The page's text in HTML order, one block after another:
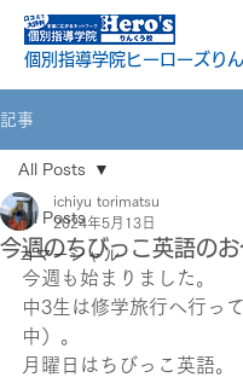
個別指導学院ヒーローズり
記事
All Posts
コマーシャル
All Posts
今週のちびっこ英語のお
ichiyu torimatsu
2024年5月13日
今週も始まりました。
中3生は修学旅行へ行っ
中）。
月曜日はちびっこ英語。